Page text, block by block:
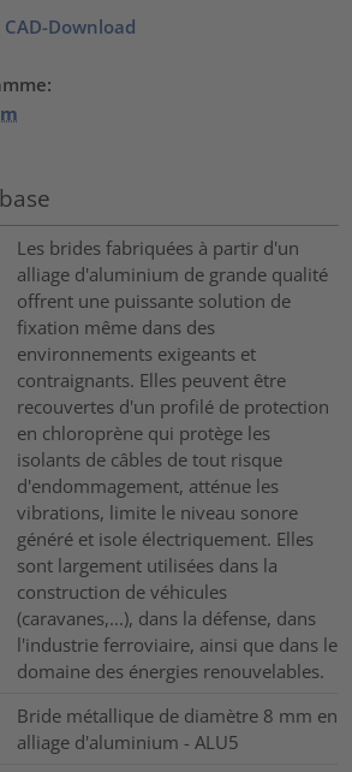
CAD-Download
Les brides fabriquées à partir d'un
alliage d'aluminium de grande qualité
offrent une puissante solution de
fixation même dans des
environnements exigeants et
contraignants. Elles peuvent être
recouvertes d'un profilé de protection
en chloroprène qui protège les
isolants de câbles de tout risque
d'endommagement, atténue les
vibrations, limite le niveau sonore
généré et isole électriquement. Elles
sont largement utilisées dans la
construction de véhicules
(caravanes,...), dans la défense, dans
l'industrie ferroviaire, ainsi que dans le
domaine des énergies renouvelables.
Bride métallique de diamètre 8 mm en
alliage d'aluminium - ALU5